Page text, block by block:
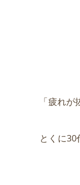
「疲れ
とくに